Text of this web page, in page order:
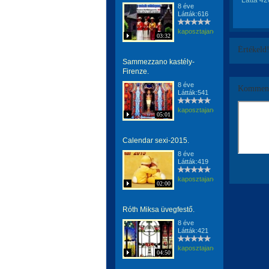
03:32
8 éve
Látták:616
kaposztajanos
Sammezzano kastély-
Firenze.
05:01
8 éve
Látták:541
kaposztajanos
Calendar sexi-2015.
02:00
8 éve
Látták:419
kaposztajanos
Róth Miksa üvegfestő.
04:50
8 éve
Látták:421
kaposztajanos
Értékeld!